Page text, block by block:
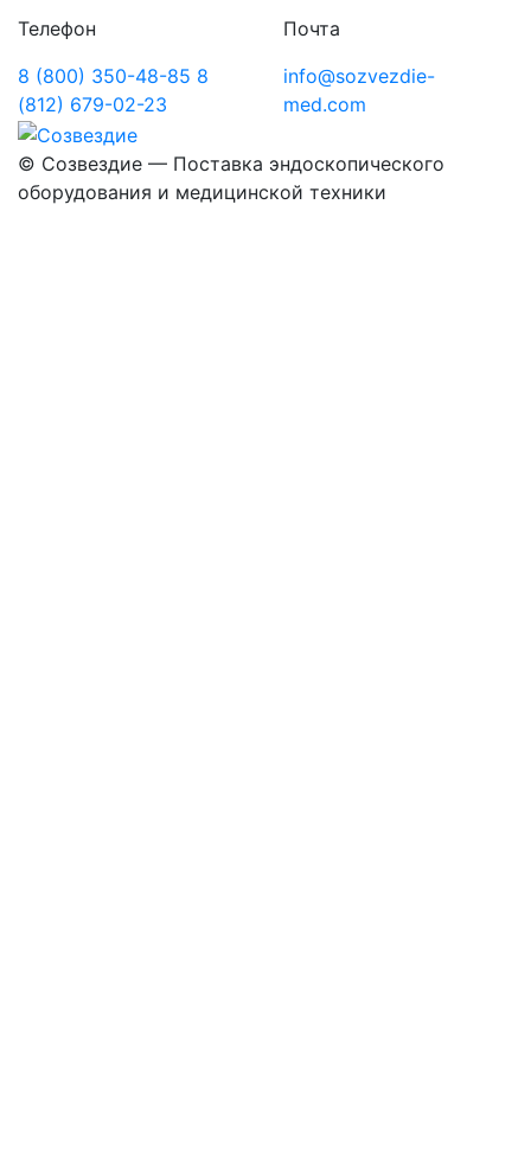
Телефон
8 (800) 350-48-85 8
(812) 679-02-23
Почта
info@sozvezdie-
med.com
© Созвездие — Поставка эндоскопического
оборудования и медицинской техники